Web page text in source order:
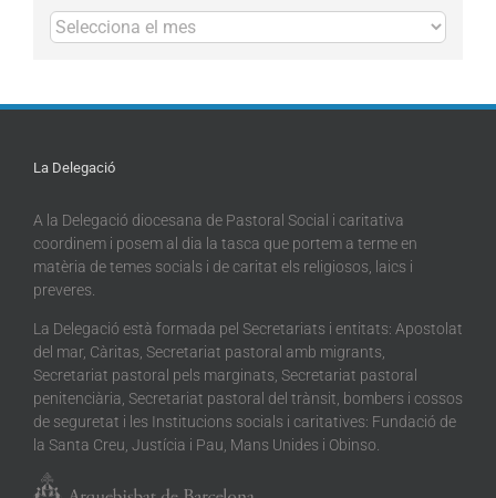
Arxius
La Delegació
A la Delegació diocesana de Pastoral Social i caritativa
coordinem i posem al dia la tasca que portem a terme en
matèria de temes socials i de caritat els religiosos, laics i
preveres.
La Delegació està formada pel Secretariats i entitats: Apostolat
del mar, Càritas, Secretariat pastoral amb migrants,
Secretariat pastoral pels marginats, Secretariat pastoral
penitenciària, Secretariat pastoral del trànsit, bombers i cossos
de seguretat i les Institucions socials i caritatives: Fundació de
la Santa Creu, Justícia i Pau, Mans Unides i Obinso.